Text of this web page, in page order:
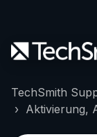
TechSmith
Aktivierung,